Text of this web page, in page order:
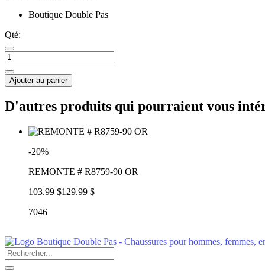
Boutique Double Pas
Qté:
Ajouter au panier
D'autres produits qui pourraient vous
-20%
REMONTE # R8759-90 OR
103.99 $129.99 $
7046